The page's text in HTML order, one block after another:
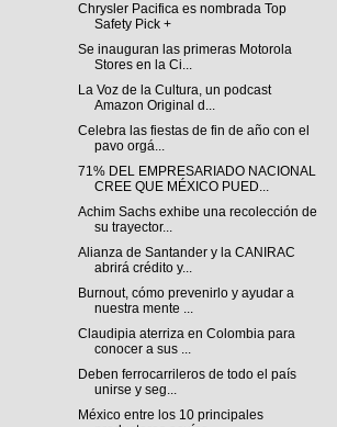
Chrysler Pacifica es nombrada Top
Safety Pick +
Se inauguran las primeras Motorola
Stores en la Ci...
La Voz de la Cultura, un podcast
Amazon Original d...
Celebra las fiestas de fin de año con el
pavo orgá...
71% DEL EMPRESARIADO NACIONAL
CREE QUE MÉXICO PUED...
Achim Sachs exhibe una recolección de
su trayector...
Alianza de Santander y la CANIRAC
abrirá crédito y...
Burnout, cómo prevenirlo y ayudar a
nuestra mente ...
Claudipia aterriza en Colombia para
conocer a sus ...
Deben ferrocarrileros de todo el país
unirse y seg...
México entre los 10 principales